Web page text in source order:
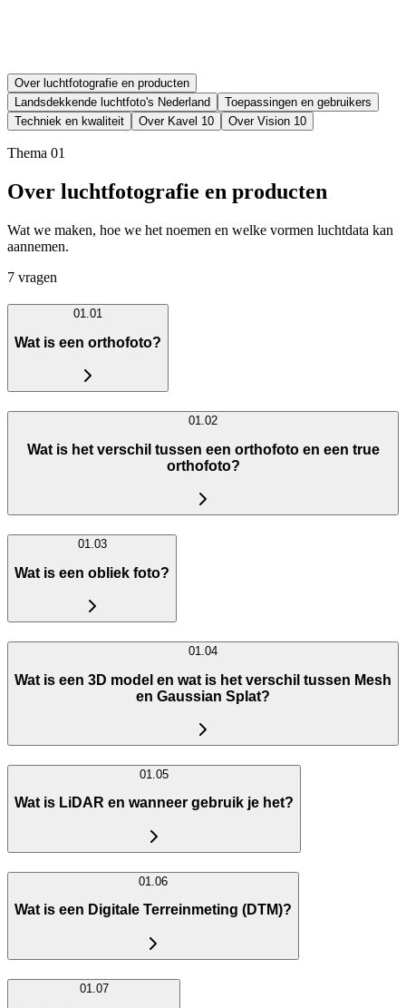
Over luchtfotografie en producten
Landsdekkende luchtfoto's Nederland
Toepassingen en gebruikers
Techniek en kwaliteit
Over Kavel 10 Over Vision 10
Thema 01
Over luchtfotografie en producten
Wat we maken, hoe we het noemen en welke vormen luchtdata kan
aannemen.
7 vragen
01.01
Wat is een orthofoto?
01.02
Wat is het verschil tussen een orthofoto en een true
orthofoto?
01.03
Wat is een obliek foto?
01.04
Wat is een 3D model en wat is het verschil tussen Mesh
en Gaussian Splat?
01.05
Wat is LiDAR en wanneer gebruik je het?
01.06
Wat is een Digitale Terreinmeting (DTM)?
01.07